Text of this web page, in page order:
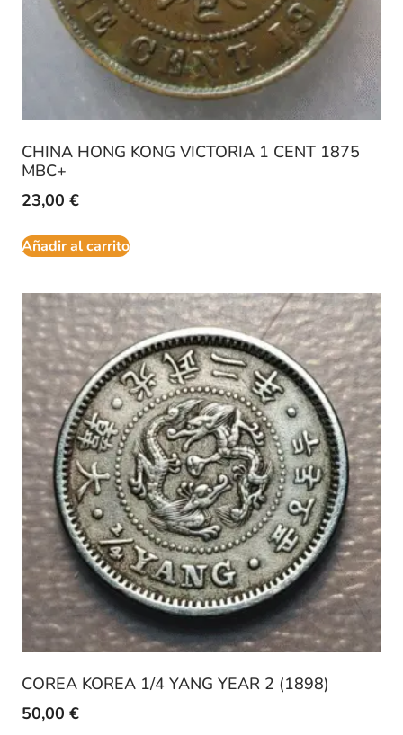
CHINA HONG KONG VICTORIA 1 CENT 1875
MBC+
23,00 €
Añadir al carrito
COREA KOREA 1/4 YANG YEAR 2 (1898)
50,00 €